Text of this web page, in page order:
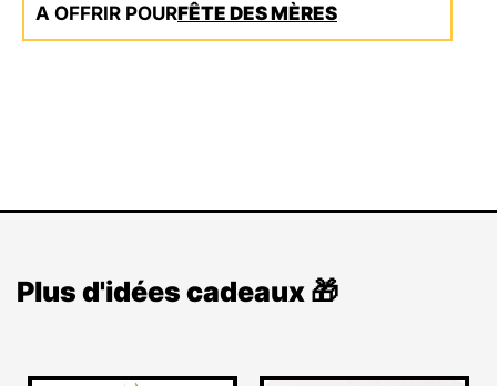
A OFFRIR POURFÊTE DES MÈRES
Plus d'idées cadeaux 🎁